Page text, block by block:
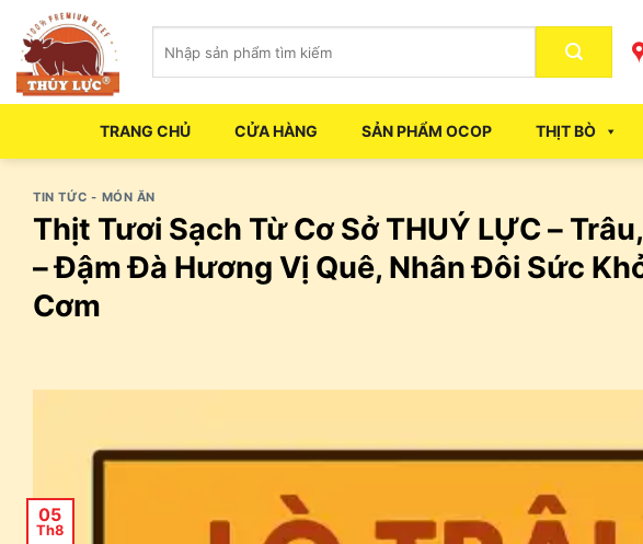
content
kiếm:
TRANG CHỦ CỬA HÀNG SẢN PHẨM OCOP THỊT BÒ
TIN TỨC - MÓN ĂN
Thịt Tươi Sạch Từ Cơ Sở THUÝ LỰC –
– Đậm Đà Hương Vị Quê, Nhân Đôi Sức
Cơm
05
Th8